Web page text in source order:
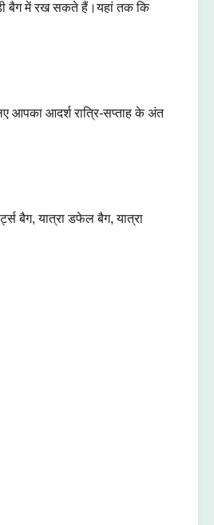
बैग में रख सकते हैं।यहां तक कि
आपका आदर्श रात्रि-सप्ताह के अंत
बैग, यात्रा डफेल बैग, यात्रा